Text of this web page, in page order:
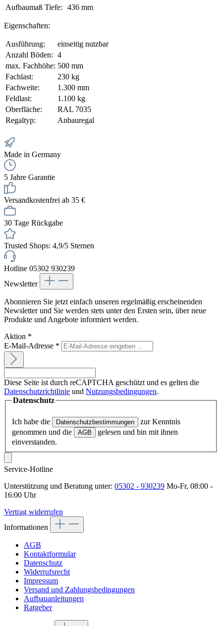
Aufbaumaß Tiefe:
436 mm
Eigenschaften:
Ausführung:
einseitig nutzbar
Anzahl Böden: 4
max. Fachhöhe: 500 mm
Fachlast:
230 kg
Fachweite:
1.300 mm
Feldlast:
1.100 kg
Oberfläche:
RAL 7035
Regaltyp:
Anbauregal
Made in Germany
5 Jahre Garantie
Versandkostenfrei ab 35 €
30 Tage Rückgabe
Trusted Shops: 4,9/5 Sternen
Hotline 05302 930239
Newsletter
Abonnieren Sie jetzt einfach unseren regelmäßig erscheinenden
Newsletter und Sie werden stets unter den Ersten sein, über neue
Produkte und Angebote informiert werden.
Aktion *
E-Mail-Adresse *
Diese Seite ist durch reCAPTCHA geschützt und es gelten die
Datenschutzrichtlinie und Nutzungsbedingungen.
Datenschutz
Ich habe die Datenschutzbestimmungen
zur Kenntnis
genommen und die
AGB
gelesen und bin mit ihnen
einverstanden.
Service-Hotline
Unterstützung und Beratung unter: 05302 - 930239 Mo-Fr, 08:00 -
16:00 Uhr
Vertrag widerrufen
Informationen
AGB
Kontaktformular
Datenschutz
Widerrufsrecht
Impressum
Versand und Zahlungsbedingungen
Aufbauanleitungen
Ratgeber